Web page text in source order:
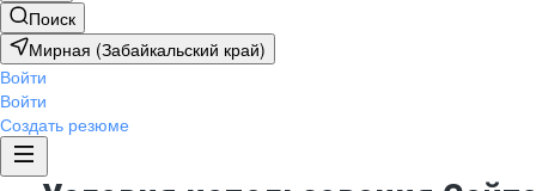
Поиск
Мирная (Забайкальский край)
Войти
Войти
Создать резюме